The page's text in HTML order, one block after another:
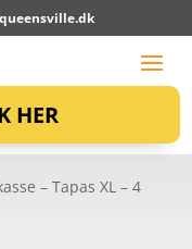
HER
– Tapas XL – 4